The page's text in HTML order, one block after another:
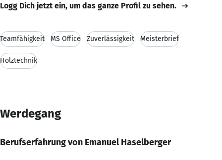
Logg Dich jetzt ein, um das ganze Profil zu sehen.
Teamfähigkeit MS Office Zuverlässigkeit Meisterbrief
Holztechnik
Werdegang
Berufserfahrung von Emanuel Haselberger